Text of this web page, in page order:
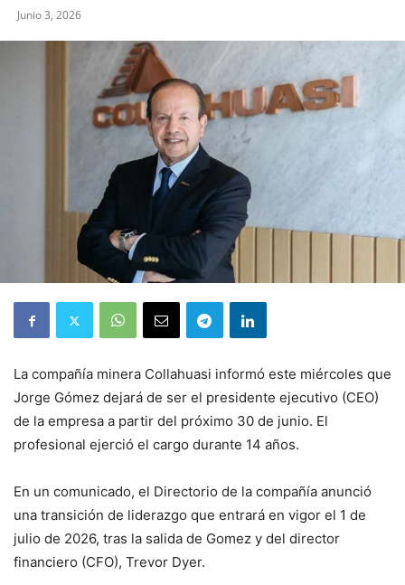
Junio 3, 2026
La compañía minera Collahuasi informó este miércoles que
Jorge Gómez dejará de ser el presidente ejecutivo (CEO)
de la empresa a partir del próximo 30 de junio. El
profesional ejerció el cargo durante 14 años.
En un comunicado, el Directorio de la compañía anunció
una transición de liderazgo que entrará en vigor el 1 de
julio de 2026, tras la salida de Gomez y del director
financiero (CFO), Trevor Dyer.